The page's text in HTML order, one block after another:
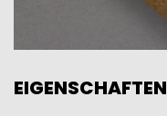
EIGENSCHAFTEN